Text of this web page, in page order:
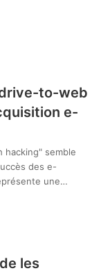
to-web
e-
hacking" semble
des e-
une…
les